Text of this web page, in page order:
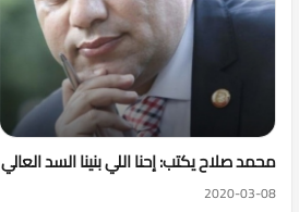
محمد صلاح يكتب: إحنا اللي بنينا السد العالي
2020-03-08